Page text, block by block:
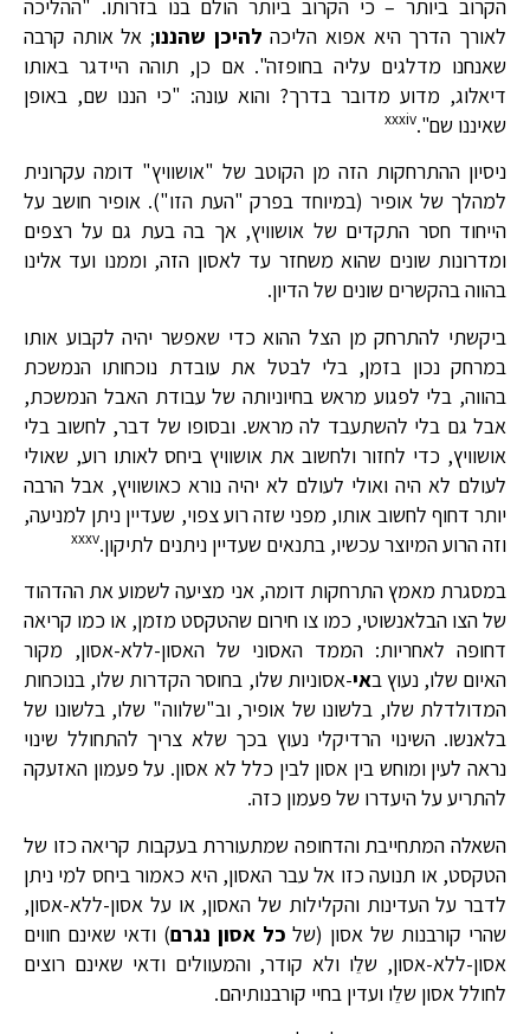
הקרוב ביותר – כי הקרוב ביותר הולם בנו בזרותו. "ההליכה
לאורך הדרך היא אפוא הליכה להיכן שהננו; אל אותה קרבה
שאנחנו מדלגים עליה בחופזה". אם כן, תוהה היידגר באותו
דיאלוג, מדוע מדובר בדרך? והוא עונה: "כי הננו שם, באופן
שאיננו שם".xxxiv
ניסיון ההתרחקות הזה מן הקוטב של "אושוויץ" דומה עקרונית
למהלך של אופיר (במיוחד בפרק "העת הזו"). אופיר חושב על
הייחוד חסר התקדים של אושוויץ, אך בה בעת גם על רצפים
ומדרונות שונים שהוא משחזר עד לאסון הזה, וממנו ועד אלינו
בהווה בהקשרים שונים של הדיון.
ביקשתי להתרחק מן הצל ההוא כדי שאפשר יהיה לקבוע אותו
במרחק נכון בזמן, בלי לבטל את עובדת נוכחותו הנמשכת
בהווה, בלי לפגוע מראש בחיוניותה של עבודת האבל הנמשכת,
אבל גם בלי להשתעבד לה מראש. ובסופו של דבר, לחשוב בלי
אושוויץ, כדי לחזור ולחשוב את אושוויץ ביחס לאותו רוע, שאולי
לעולם לא היה ואולי לעולם לא יהיה נורא כאושוויץ, אבל הרבה
יותר דחוף לחשוב אותו, מפני שזה רוע צפוי, שעדיין ניתן למניעה,
וזה הרוע המיוצר עכשיו, בתנאים שעדיין ניתנים לתיקון.xxxv
במסגרת מאמץ התרחקות דומה, אני מציעה לשמוע את ההדהוד
של הצו הבלאנשוטי, כמו צו חירום שהטקסט מזמן, או כמו קריאה
דחופה לאחריות: הממד האסוני של האסון-ללא-אסון, מקור
האיום שלו, נעוץ באי-אסוניות שלו, בחוסר הקדרות שלו, בנוכחות
המדולדלת שלו, בלשונו של אופיר, וב"שלווה" שלו, בלשונו של
בלאנשו. השינוי הרדיקלי נעוץ בכך שלא צריך להתחולל שינוי
נראה לעין ומוחש בין אסון לבין כלל לא אסון. על פעמון האזעקה
להתריע על היעדרו של פעמון כזה.
השאלה המתחייבת והדחופה שמתעוררת בעקבות קריאה כזו של
הטקסט, או תנועה כזו אל עבר האסון, היא כאמור ביחס למי ניתן
לדבר על העדינות והקלילות של האסון, או על אסון-ללא-אסון,
שהרי קורבנות של אסון (של כל אסון נגרם) ודאי שאינם חווים
אסון-ללא-אסון, שלֵו ולא קודר, והמעוולים ודאי שאינם רוצים
לחולל אסון שלֵו ועדין בחיי קורבנותיהם.